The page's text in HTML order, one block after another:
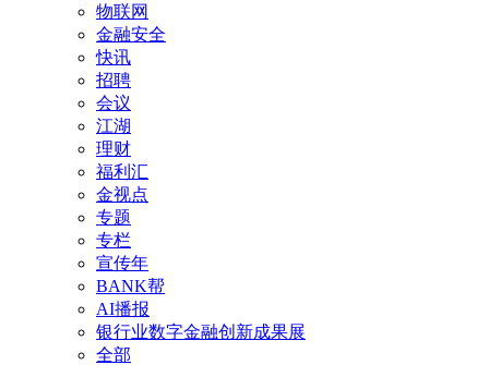
物联网
金融安全
快讯
招聘
会议
江湖
理财
福利汇
金视点
专题
专栏
宣传年
BANK帮
AI播报
银行业数字金融创新成果展
全部